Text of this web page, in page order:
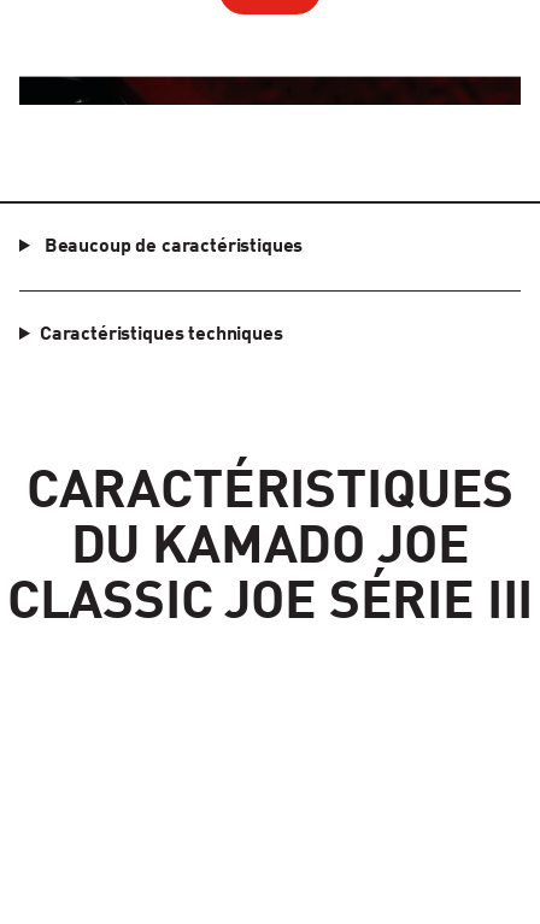
Beaucoup de caractéristiques
Caractéristiques techniques
CARACTÉRISTIQUES
DU KAMADO JOE
CLASSIC JOE SÉRIE III